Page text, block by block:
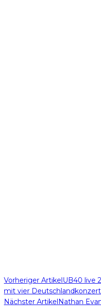
Vorheriger ArtikelUB40 live
mit vier
Nächster ArtikelNathan